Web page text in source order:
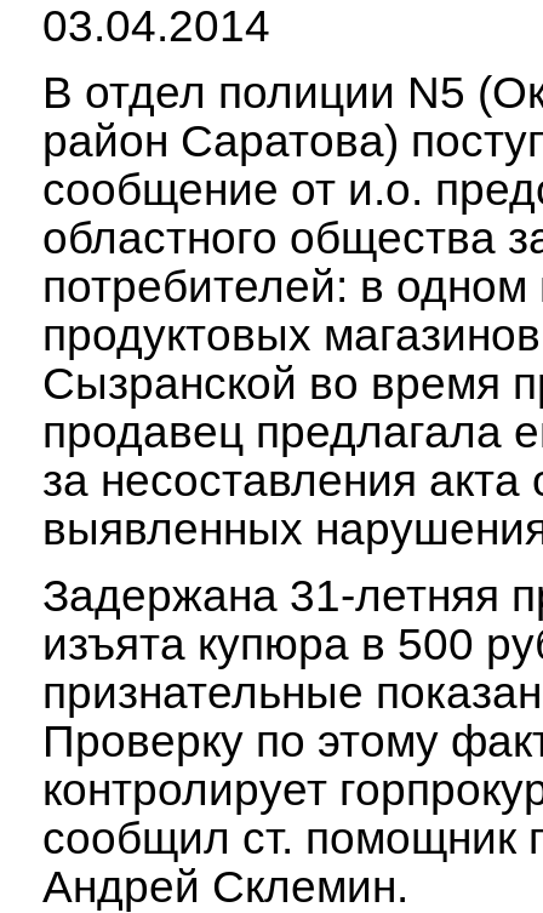
03.04.2014
В отдел полиции N5
район Саратова)
сообщение от и.о.
областного общества
потребителей: в одном
продуктовых
Сызранской во время
продавец предлагала
за несоставления акта
выявленных
Задержана 31-летняя
изъята купюра в 500
признательные
Проверку по этому
контролирует
сообщил ст. помощник
Андрей Склемин.